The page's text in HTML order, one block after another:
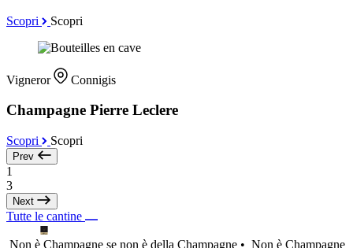
Scopri Scopri
Vigneror Connigis
Champagne Pierre Leclere
Scopri Scopri
Prev
1
3
Next
Tutte le cantine
Non è Champagne se non è della Champagne • Non è Champagne